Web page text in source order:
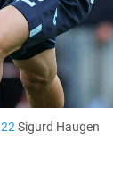
22Sigurd Haugen